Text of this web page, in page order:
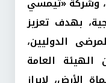
بهدف تعزيز
الدوليين،
الهيئة العامة